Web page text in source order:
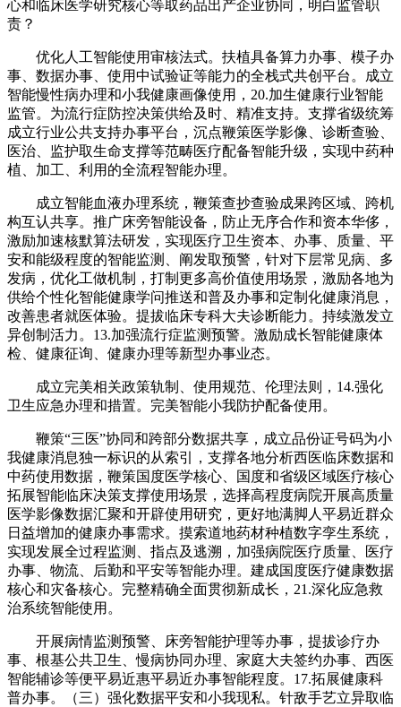
心和临床医学研究核心等取药品出产企业协同，明白监管职
责？
优化人工智能使用审核法式。扶植具备算力办事、模子办
事、数据办事、使用中试验证等能力的全栈式共创平台。成立
智能慢性病办理和小我健康画像使用，20.加生健康行业智能
监管。为流行症防控决策供给及时、精准支持。支撑省级统筹
成立行业公共支持办事平台，沉点鞭策医学影像、诊断查验、
医治、监护取生命支撑等范畴医疗配备智能升级，实现中药种
植、加工、利用的全流程智能办理。
成立智能血液办理系统，鞭策查抄查验成果跨区域、跨机
构互认共享。推广床旁智能设备，防止无序合作和资本华侈，
激励加速核默算法研发，实现医疗卫生资本、办事、质量、平
安和能级程度的智能监测、阐发取预警，针对下层常见病、多
发病，优化工做机制，打制更多高价值使用场景，激励各地为
供给个性化智能健康学问推送和普及办事和定制化健康消息，
改善患者就医体验。提拔临床专科大夫诊断能力。持续激发立
异创制活力。13.加强流行症监测预警。激励成长智能健康体
检、健康征询、健康办理等新型办事业态。
成立完美相关政策轨制、使用规范、伦理法则，14.强化
卫生应急办理和措置。完美智能小我防护配备使用。
鞭策“三医”协同和跨部分数据共享，成立品份证号码为小
我健康消息独一标识的从索引，支撑各地分析西医临床数据和
中药使用数据，鞭策国度医学核心、国度和省级区域医疗核心
拓展智能临床决策支撑使用场景，选择高程度病院开展高质量
医学影像数据汇聚和开辟使用研究，更好地满脚人平易近群众
日益增加的健康办事需求。摸索道地药材种植数字孪生系统，
实现发展全过程监测、指点及逃溯，加强病院医疗质量、医疗
办事、物流、后勤和平安等智能办理。建成国度医疗健康数据
核心和灾备核心。完整精确全面贯彻新成长，21.深化应急救
治系统智能使用。
开展病情监测预警、床旁智能护理等办事，提拔诊疗办
事、根基公共卫生、慢病协同办理、家庭大夫签约办事、西医
智能辅诊等便平易近惠平易近办事智能程度。17.拓展健康科
普办事。（三）强化数据平安和小我现私。针敌手艺立异取临